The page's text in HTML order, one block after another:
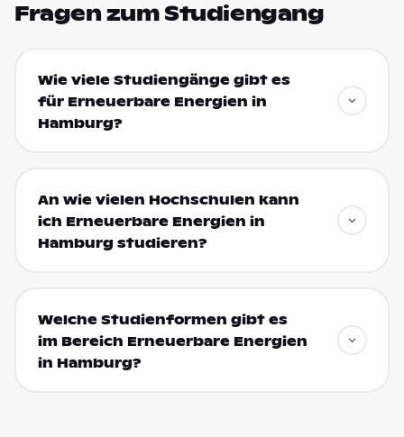
Fragen zum Studiengang
Wie viele Studiengänge gibt es
für Erneuerbare Energien in
Hamburg?
An wie vielen Hochschulen kann
ich Erneuerbare Energien in
Hamburg studieren?
Welche Studienformen gibt es
im Bereich Erneuerbare Energien
in Hamburg?